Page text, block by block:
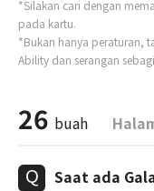
*Silakan cari dengan
pada kartu.
*Bukan hanya peraturan,
Ability dan serangan
26 buah
Saat ada